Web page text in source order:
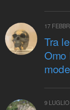
17
Tra
Omo
9